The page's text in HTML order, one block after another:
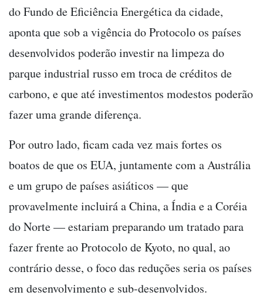
do Fundo de Eficiência Energética da cidade,
aponta que sob a vigência do Protocolo os países
desenvolvidos poderão investir na limpeza do
parque industrial russo em troca de créditos de
carbono, e que até investimentos modestos poderão
fazer uma grande diferença.
Por outro lado, ficam cada vez mais fortes os
boatos de que os EUA, juntamente com a Austrália
e um grupo de países asiáticos — que
provavelmente incluirá a China, a Índia e a Coréia
do Norte — estariam preparando um tratado para
fazer frente ao Protocolo de Kyoto, no qual, ao
contrário desse, o foco das reduções seria os países
em desenvolvimento e sub-desenvolvidos.